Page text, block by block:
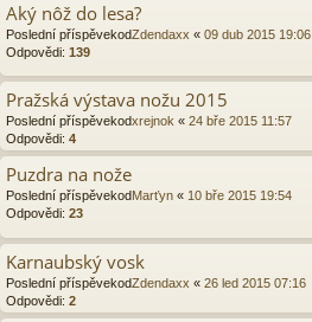
Aký nôž do lesa?
Poslední příspěvekodZdendaxx « 09 dub 2015 19:06
Odpovědi: 139
Pražská výstava nožu 2015
Poslední příspěvekodxrejnok « 24 bře 2015 11:57
Odpovědi: 4
Puzdra na nože
Poslední příspěvekodMarťyn « 10 bře 2015 19:54
Odpovědi: 23
Karnaubský vosk
Poslední příspěvekodZdendaxx « 26 led 2015 07:16
Odpovědi: 2